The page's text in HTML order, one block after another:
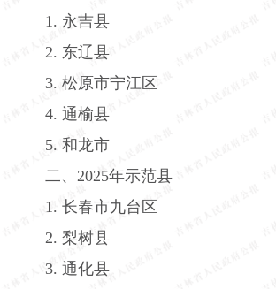
1. 永吉县
2. 东辽县
3. 松原市宁江区
4. 通榆县
5. 和龙市
二、 2025年示范县
1. 长春市九台区
2. 梨树县
3. 通化县